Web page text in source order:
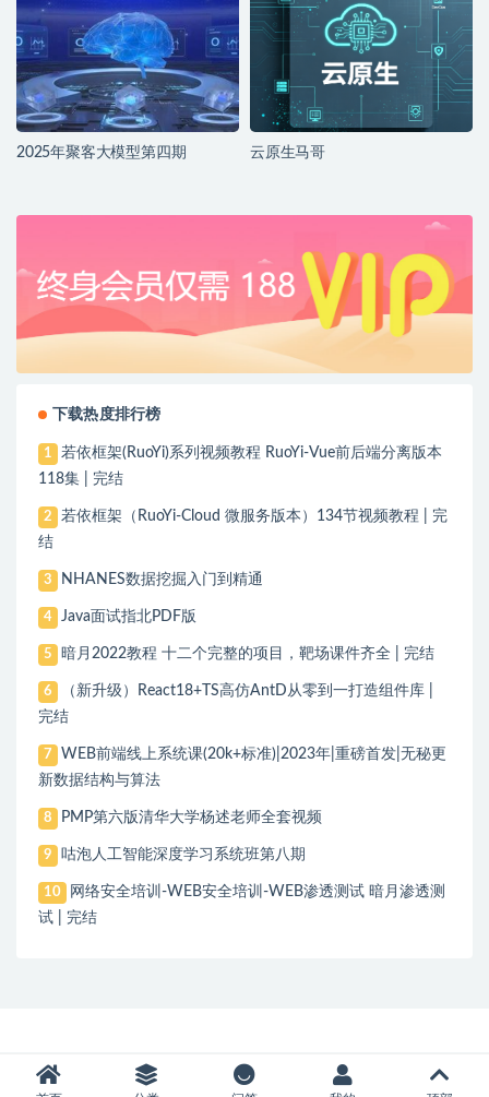
2025年聚客大模型第四期 云原生马哥
下载热度排行榜
1
若依框架(RuoYi)系列视频教程 RuoYi-Vue前后端分离版本
118集 | 完结
2
若依框架（RuoYi-Cloud 微服务版本）134节视频教程 | 完
结
3 NHANES数据挖掘入门到精通
4 Java面试指北PDF版
5 暗月2022教程 十二个完整的项目，靶场课件齐全 | 完结
6
（新升级）React18+TS高仿AntD从零到一打造组件库 |
完结
7
WEB前端线上系统课(20k+标准)|2023年|重磅首发|无秘更
新数据结构与算法
8 PMP第六版清华大学杨述老师全套视频
9 咕泡人工智能深度学习系统班第八期
10
网络安全培训-WEB安全培训-WEB渗透测试 暗月渗透测
试 | 完结